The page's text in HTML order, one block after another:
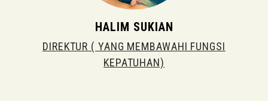
HALIM SUKIAN
DIREKTUR ( YANG MEMBAWAHI FUNGSI
KEPATUHAN)